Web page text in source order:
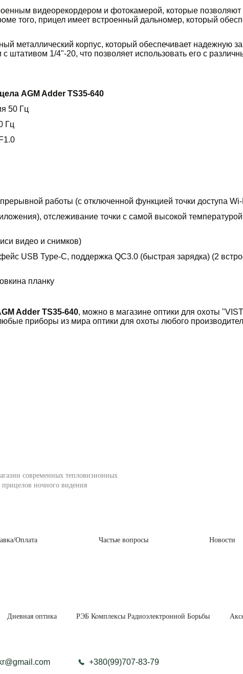
видеорекордером и фотокамерой, которые
того, прицел имеет встроенный дальномер, который
металлический корпус, который обеспечивает надежную
штативом 1/4"-20, что позволяет использовать его с
AGM Adder TS35-640
50 Гц
Гц
работы (с отключенной функцией точки доступа
отслеживание точки с самой высокой
видео и снимков)
USB Type-C, поддержка QC3.0 (быстрая зарядка) (2
планку
Adder TS35-640, можно в магазине оптики для охоты
приборы из мира оптики для охоты любого
современных тепловизионных
ночного видения
Оплата Частые вопросы Новости
Дневная оптика РЭБ Комплексы Радиоэлектронной Борьбы
+380(99)707-83-79